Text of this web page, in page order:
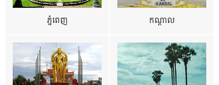
ភ្នំពេញ កណ្តាល